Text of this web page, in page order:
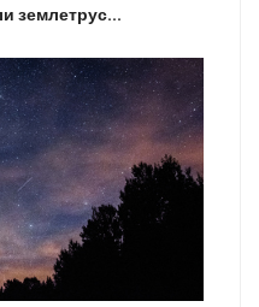
землетрус...